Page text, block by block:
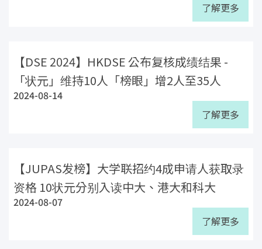
了解更多
【DSE 2024】HKDSE 公布复核成绩结果 -
「状元」维持10人「榜眼」增2人至35人
2024-08-14
了解更多
【JUPAS发榜】大学联招约4成申请人获取录
资格 10状元分别入读中大、港大和科大
2024-08-07
了解更多